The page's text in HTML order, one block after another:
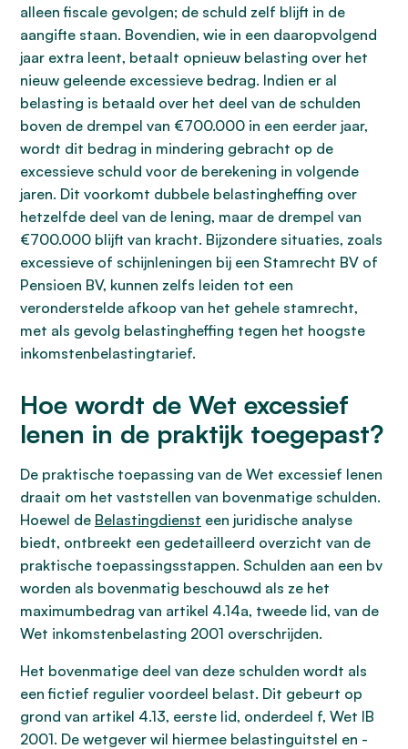
alleen fiscale gevolgen; de schuld zelf blijft in de
aangifte staan. Bovendien, wie in een daaropvolgend
jaar extra leent, betaalt opnieuw belasting over het
nieuw geleende excessieve bedrag. Indien er al
belasting is betaald over het deel van de schulden
boven de drempel van €700.000 in een eerder jaar,
wordt dit bedrag in mindering gebracht op de
excessieve schuld voor de berekening in volgende
jaren. Dit voorkomt dubbele belastingheffing over
hetzelfde deel van de lening, maar de drempel van
€700.000 blijft van kracht. Bijzondere situaties, zoals
excessieve of schijnleningen bij een Stamrecht BV of
Pensioen BV, kunnen zelfs leiden tot een
veronderstelde afkoop van het gehele stamrecht,
met als gevolg belastingheffing tegen het hoogste
inkomstenbelastingtarief.
Hoe wordt de Wet excessief
lenen in de praktijk toegepast?
De praktische toepassing van de Wet excessief lenen
draait om het vaststellen van bovenmatige schulden.
Hoewel de Belastingdienst een juridische analyse
biedt, ontbreekt een gedetailleerd overzicht van de
praktische toepassingsstappen. Schulden aan een bv
worden als bovenmatig beschouwd als ze het
maximumbedrag van artikel 4.14a, tweede lid, van de
Wet inkomstenbelasting 2001 overschrijden.
Het bovenmatige deel van deze schulden wordt als
een fictief regulier voordeel belast. Dit gebeurt op
grond van artikel 4.13, eerste lid, onderdeel f, Wet IB
2001. De wetgever wil hiermee belastinguitstel en -